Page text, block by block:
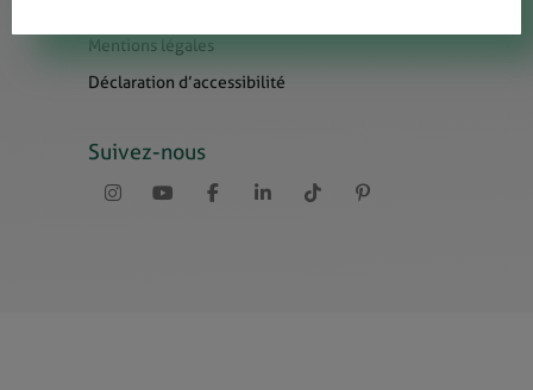
Mentions légales
Déclaration d’accessibilité
Suivez-nous